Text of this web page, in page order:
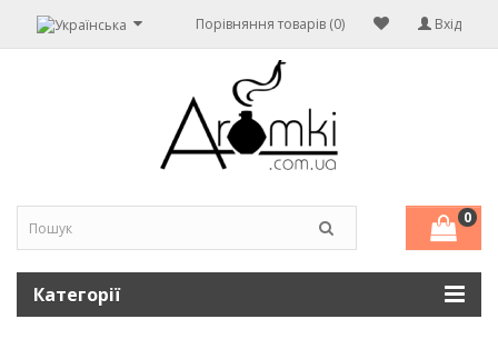
Вхід
Порівняння товарів (0)
0
Категорії